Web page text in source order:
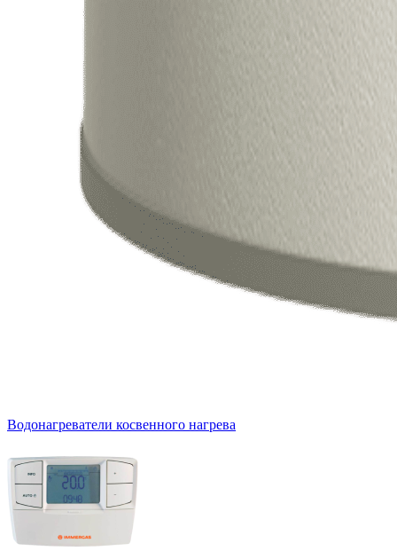
Водонагреватели косвенного нагрева